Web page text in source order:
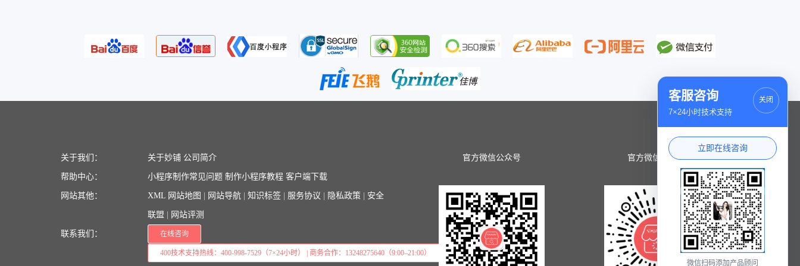
关于我们： 关于妙铺 公司简介
帮助中心： 小程序制作常见问题 制作小程序教程 客户端下载
网站其他： XML 网站地图 网站导航 知识标签 服务协议 隐私政策 安全
联盟 网站评测
联系我们： 在线咨询
400技术支持热线：400-998-7529（7×24小时） | 商务合作：13248275640（9:00–21:00）
官方微信公众号 官方微信小程序
客服咨询
7×24小时技术支持
关闭
立即在线咨询
微信扫码添加产品顾问